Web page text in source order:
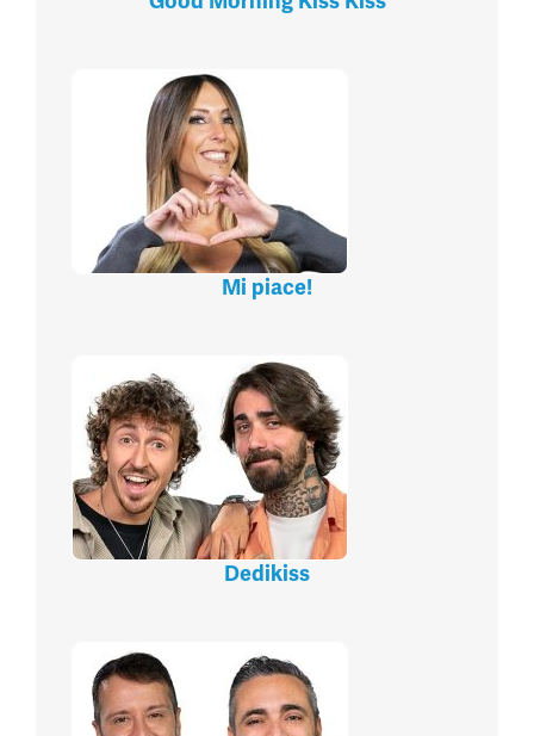
Mi piace!
Dedikiss